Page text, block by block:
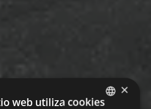
×
web utiliza cookies